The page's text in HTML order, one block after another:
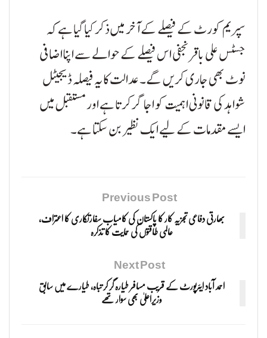
سپریم کورٹ کے فیصلے کے آخر میں ذکر کیا گیا ہے کہ
جسٹس علی باقر نجفی اس فیصلے کے حوالے سے اپنا اضافی
نوٹ بھی جاری کریں گے۔ عدالت کا یہ فیصلہ ڈیجیٹل
شواہد کی قانونی اہمیت کو اجاگر کرتا ہے اور مستقبل میں
ایسے مقدمات کے لیے ایک نظیر بن سکتا ہے۔
Previous Post
بھارتی دفاعی تجزیہ کار کا پاکستان کی کامیاب سفارتکاری کا اعتراف،
عالمی طاقتوں کی حمایت کا تذکرہ
Next Post
احمد آباد ایئرپورٹ کے قریب مسافر طیارہ گر کر تباہ، طیارے میں سابق
وزیراعلیٰ بھی سوار تھے